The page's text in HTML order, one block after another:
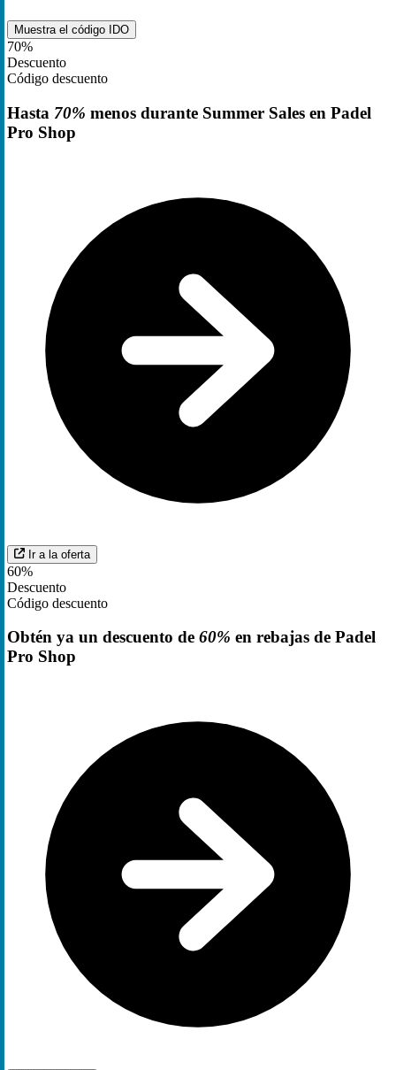
Muestra el código IDO
70%
Descuento
Código descuento
Hasta 70% menos durante Summer Sales en Padel
Pro Shop
Ir a la oferta
60%
Descuento
Código descuento
Obtén ya un descuento de 60% en rebajas de Padel
Pro Shop